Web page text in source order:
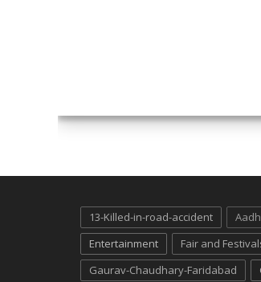
13-Killed-in-road-accident
Entertainment
Fair and
Gaurav-Chaudhary-Faridabad